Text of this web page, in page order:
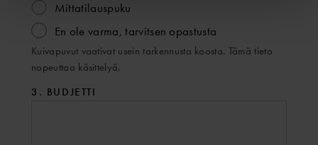
Mittatilauspuku
En ole varma, tarvitsen opastusta
Kuivapuvut vaativat usein tarkennusta koosta. Tämä tieto
nopeuttaa käsittelyä.
3. BUDJETTI